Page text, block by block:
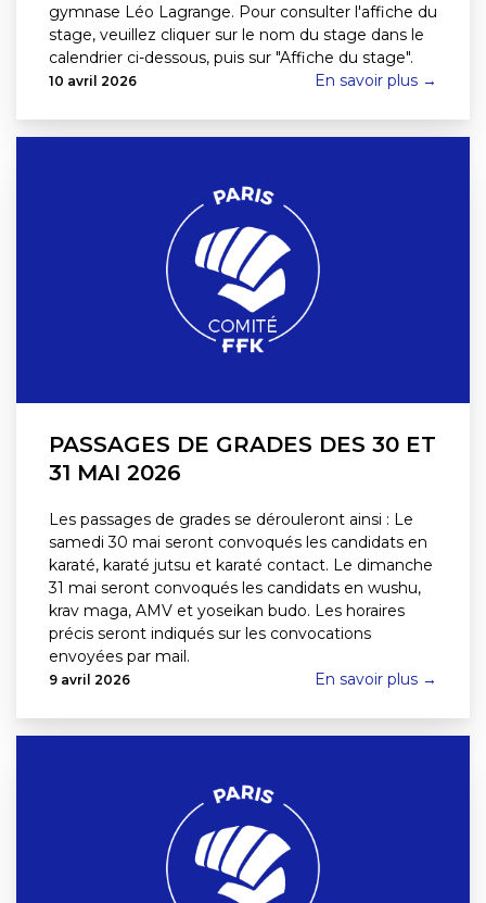
gymnase Léo Lagrange. Pour consulter l'affiche du
stage, veuillez cliquer sur le nom du stage dans le
calendrier ci-dessous, puis sur "Affiche du stage".
10 avril 2026 En savoir plus →
PASSAGES DE GRADES DES 30 ET
31 MAI 2026
Les passages de grades se dérouleront ainsi : Le
samedi 30 mai seront convoqués les candidats en
karaté, karaté jutsu et karaté contact. Le dimanche
31 mai seront convoqués les candidats en wushu,
krav maga, AMV et yoseikan budo. Les horaires
précis seront indiqués sur les convocations
envoyées par mail.
9 avril 2026 En savoir plus →